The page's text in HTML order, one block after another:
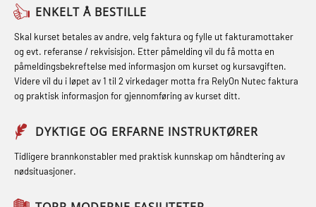
Fallsikring (FAR108)
Førstehjelp – repetisjon (OFA102)
Førstehjelp grunnkurs (OFABLE101)
GOC sertifikat grunnleggende
(GMDSS) (MRC101)
GOC sertifikat repetisjon (GMDSS)
(MRC102)
(MBSBLE021)
STCW kombi oppdatering offiserer
og med.behandling (MBS134)
STCW Kombi Oppdatering Offiserer
og Medisinsk Behandling med
Webinar (MBS1341)
STCW Oppdatering for offiserer 24 t
(MBS114)
STCW Medisinsk førstehjelp (MFA1081)
inkl. brannslukning (FSC121)
Hjertestarter brukerkurs (OFA107)
Røykdykking industrivern –
repetisjon (LFI105)
Sikkerhetskurs for ansatte på
oppdrettsanlegg (LBS100)
Ulykkesgransking – Webinar (LSP103)
ENKELT Å BESTILLE
Skal kurset betales av andre, velg faktura og fylle ut fakturamottaker
og evt. referanse / rekvisisjon. Etter påmelding vil du få motta en
påmeldingsbekreftelse med informasjon om kurset og kursavgiften.
Videre vil du i løpet av 1 til 2 virkedager motta fra RelyOn Nutec faktura
og praktisk informasjon for gjennomføring av kurset ditt.
DYKTIGE OG ERFARNE INSTRUKTØRER
Tidligere brannkonstabler med praktisk kunnskap om håndtering av
nødsituasjoner.